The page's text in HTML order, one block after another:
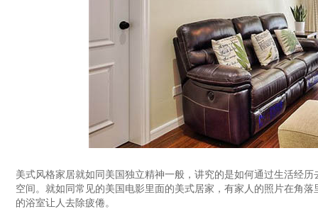
美式风格家居就如同美国独立精神一般，讲究的是如何通过生活经
空间。就如同常见的美国电影里面的美式居家，有家人的照片在角
的浴室让人去除疲倦。